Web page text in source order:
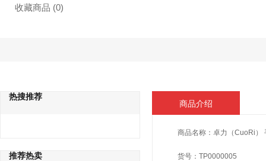
收藏商品 (0)
热搜推荐
推荐热卖
商品介绍
商品名称： 卓力（CuoRi）
货号： TP0000005